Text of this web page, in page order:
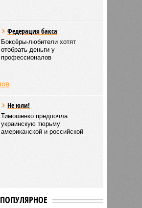
Федерация бакса
Боксёры-любители хотят
отобрать деньги у
профессионалов
Не юли!
Тимошенко предпочла
украинскую тюрьму
американской и российской
ПОПУЛЯРНОЕ